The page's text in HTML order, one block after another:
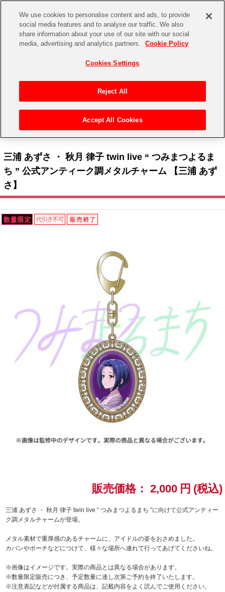
CHANNEL STORE EVENT
ゲーム 電子書籍
CD / Blu-ray
EVENT
プレミアム会員とは
アイドルマスターシリーズ
アイドルマスター
アイドルマスター SideM
アイドルマスター シャイニーカラーズ
学園アイドルマスター
鉄拳
太鼓の達人
ACE COMBAT
ラブライブ！
ラブライブ！サンシャイン‼
ラブライブ！虹ヶ咲学園スクールアイドル同好会
ラブライブ！スーパースター!!
イベントグッズ
トイ・ホビー
アイドルマスター シリーズ>アイドルマスター
三浦 あずさ ・ 秋月 律子 twin live “ つみまつよるま
ち ” 公式アンティーク調メタルチャーム 【三浦 あず
さ】
販売価格： 2,000 円 (税込)
三浦 あずさ ・ 秋月 律子 twin live “ つみまつよるまち ”に向けて公式アンティー
ク調メタルチャームが登場。
メタル素材で重厚感のあるチャームに、アイドルの姿をおさめました。
カバンやポーチなどにつけて、様々な場所へ連れて行ってあげてくださいね。
※画像はイメージです。実際の商品とは異なる場合があります。
※数量限定販売につき、予定数量に達し次第ご予約を終了いたします。
※注意表記などが付属する商品は、記載内容をよく読んでご使用ください。
We use cookies to personalise content and ads, to provide
social media features and to analyse our traffic. We also
share information about your use of our site with our social
media, advertising and analytics partners.
Cookie Policy
Cookies Settings
Reject All
Accept All Cookies